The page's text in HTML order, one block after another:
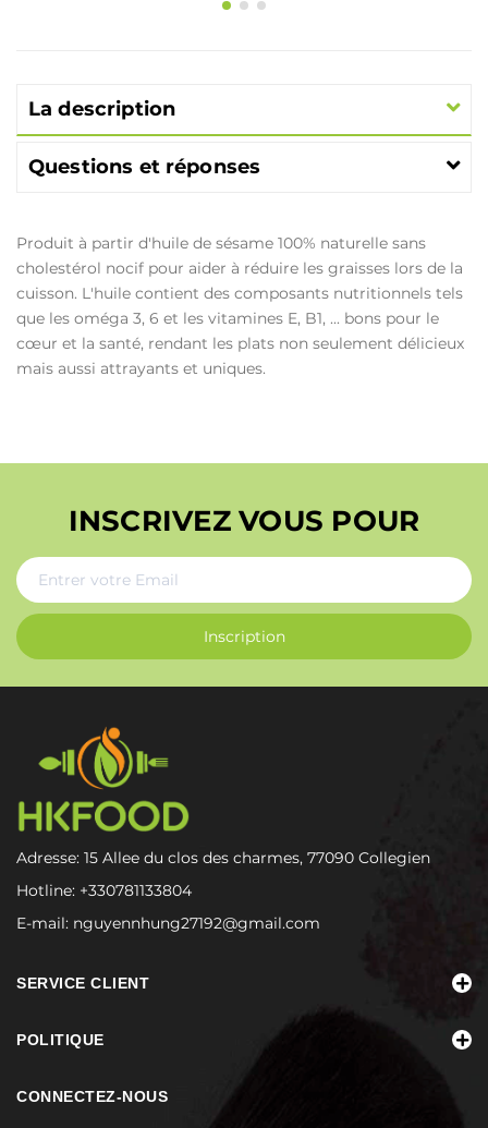
La description
Questions et réponses
Produit à partir d'huile de sésame 100% naturelle sans
cholestérol nocif pour aider à réduire les graisses lors de la
cuisson. L'huile contient des composants nutritionnels tels
que les oméga 3, 6 et les vitamines E, B1, ... bons pour le
cœur et la santé, rendant les plats non seulement délicieux
mais aussi attrayants et uniques.
INSCRIVEZ VOUS POUR
Inscription
Adresse: 15 Allee du clos des charmes, 77090 Collegien
Hotline: +330781133804
E-mail: nguyennhung27192@gmail.com
SERVICE CLIENT
POLITIQUE
CONNECTEZ-NOUS